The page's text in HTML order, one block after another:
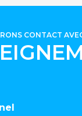
CONTACT